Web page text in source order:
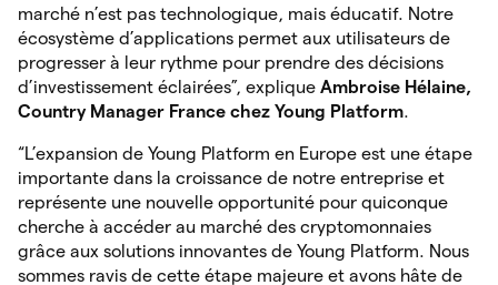
marché n’est pas technologique, mais éducatif. Notre
écosystème d’applications permet aux utilisateurs de
progresser à leur rythme pour prendre des décisions
d’investissement éclairées”, explique Ambroise Hélaine,
Country Manager France chez Young Platform.
“L’expansion de Young Platform en Europe est une étape
importante dans la croissance de notre entreprise et
représente une nouvelle opportunité pour quiconque
cherche à accéder au marché des cryptomonnaies
grâce aux solutions innovantes de Young Platform. Nous
sommes ravis de cette étape majeure et avons hâte de